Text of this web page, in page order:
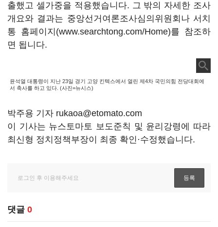
출했고 셀가중을 적용했습니다. 그 밖의 자세한 조사
개요와 결과는 중앙선거여론조사심의위원회나 서치
통 홈페이지(www.searchtong.com/Home)를 참조하
면 됩니다.
윤석열 대통령이 지난 23일 경기 고양 킨텍스에서 열린 제4차 국민의힘 전당대회에
서 축사를 하고 있다. (사진=뉴시스)
박주용 기자 rukaoa@etomato.com
이 기사는 뉴스토마토 보도준칙 및 윤리강령에 따라
최신형 정치정책부장이 최종 확인·수정했습니다.
댓글 0